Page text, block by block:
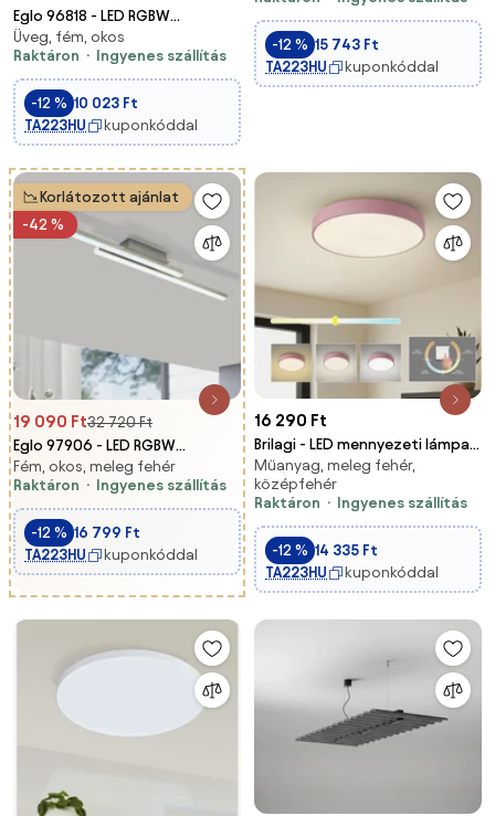
Eglo 96818 - LED RGBW
Dimmelhető mennyezeti lámpa
COMPETA-C LED/17W/230V
Üveg, fém, okos
Raktáron
Ingyenes szállítás
-12 % 10 023 Ft
TA223HU
kuponkóddal
-12 % 15 743 Ft
TA223HU
kuponkóddal
Korlátozott ajánlat
-42 %
19 090 Ft32 720 Ft
Eglo 97906 - LED RGBW
dimmelhető felületre
szerelhető csillár FRAIOLI-C
LED/34W/230V
Fém, okos, meleg fehér
Raktáron
Ingyenes szállítás
-12 % 16 799 Ft
TA223HU
kuponkóddal
16 290 Ft
Brilagi - LED mennyezeti lámpa
POOL LED/48W/230V
3000/4000/6000K 40 cm
rózsaszín
Műanyag, meleg fehér,
középfehér
Raktáron
Ingyenes szállítás
-12 % 14 335 Ft
TA223HU
kuponkóddal